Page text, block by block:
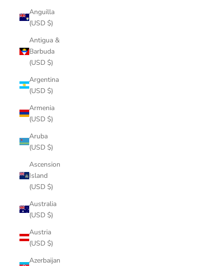
Anguilla
(USD $)
Antigua &
Barbuda
(USD $)
Argentina
(USD $)
Armenia
(USD $)
Aruba
(USD $)
Ascension
Island
(USD $)
Australia
(USD $)
Austria
(USD $)
Azerbaijan